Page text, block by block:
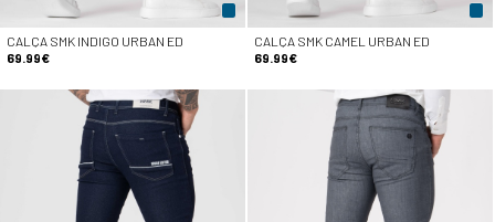
CALÇA SMK INDIGO URBAN ED
69.99€
CALÇA SMK CAMEL URBAN ED
69.99€